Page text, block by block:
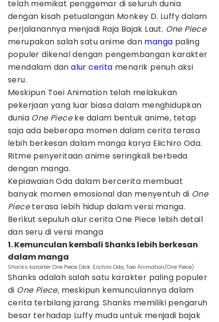
telah memikat penggemar di seluruh dunia
dengan kisah petualangan Monkey D. Luffy dalam
perjalanannya menjadi Raja Bajak Laut. One Piece
merupakan salah satu anime dan manga paling
populer dikenal dengan pengembangan karakter
mendalam danalur cerita menarik penuh aksi
seru.
Meskipun Toei Animation telah melakukan
pekerjaan yang luar biasa dalam menghidupkan
dunia One Pieceke dalam bentuk anime, tetap
saja ada beberapa momen dalam cerita terasa
lebih berkesan dalam manga karya Eiichiro Oda.
Ritme penyeritaan anime seringkali berbeda
dengan manga.
Kepiawaian Oda dalam bercerita membuat
banyak momen emosional dan menyentuh di One
Pieceterasa lebih hidup dalam versi manga.
Berikut sepuluh alur cerita One Piece lebih detail
dan seru di versi manga
1. Kemunculan kembali Shanks lebih berkesan
dalam manga
Shanks karakter One Piece (dok. Eiichiro Oda, Toei Animation/One Piece)
Shanks adalah salah satu karakter paling populer
di One Piece, meskipun kemunculannya dalam
cerita terbilang jarang. Shanks memiliki pengaruh
besar terhadap Luffy muda untuk menjadi bajak